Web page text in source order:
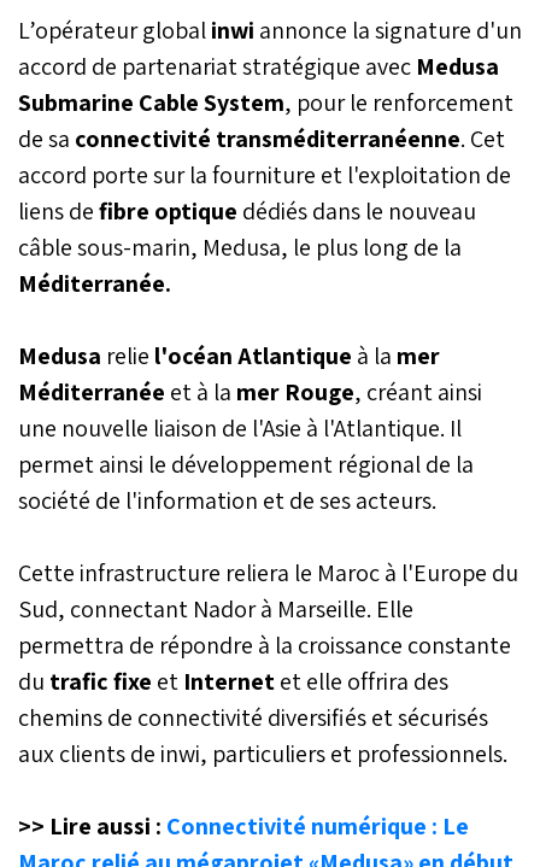
L’opérateur globalinwi annonce la signature d'un
accord de partenariat stratégique avec Medusa
Submarine Cable System, pour le renforcement
de sa connectivité transméditerranéenne. Cet
accord porte sur la fourniture et l'exploitation de
liens defibre optique dédiés dans le nouveau
câble sous-marin, Medusa, le plus long de la
Méditerranée.
Medusa relie l'océan Atlantique à la mer
Méditerranée et à la mer Rouge, créant ainsi
une nouvelle liaison de l'Asie à l'Atlantique. Il
permet ainsi le développement régional de la
société de l'information et de ses acteurs.
Cette infrastructure reliera le Maroc à l'Europe du
Sud, connectant Nador à Marseille. Elle
permettra de répondre à la croissance constante
du trafic fixe et Internetet elle offrira des
chemins de connectivité diversifiés et sécurisés
aux clients de inwi, particuliers et professionnels.
>> Lire aussi : Connectivité numérique : Le